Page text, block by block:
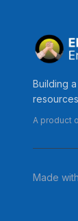
Building
A product
Made with